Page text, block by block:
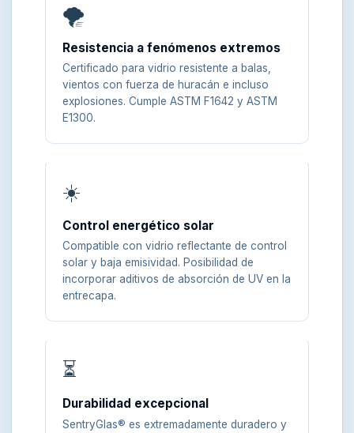
🌪️
Resistencia a fenómenos extremos
Certificado para vidrio resistente a balas,
vientos con fuerza de huracán e incluso
explosiones. Cumple ASTM F1642 y ASTM
E1300.
☀️
Control energético solar
Compatible con vidrio reflectante de control
solar y baja emisividad. Posibilidad de
incorporar aditivos de absorción de UV en la
entrecapa.
⏳
Durabilidad excepcional
SentryGlas® es extremadamente duradero y